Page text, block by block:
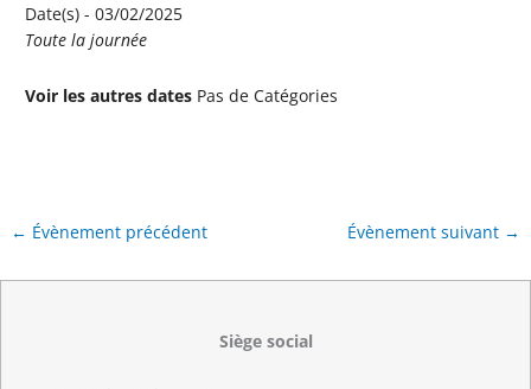
Date(s) - 03/02/2025
Toute la journée
Voir les autres dates Pas de Catégories
← Évènement précédent Évènement suivant →
Siège social